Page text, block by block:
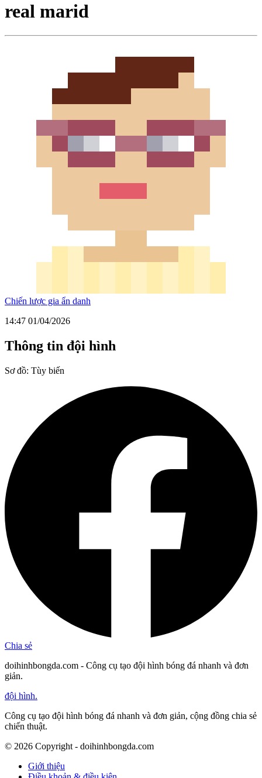
real marid
Chiến lược gia ẩn danh
14:47 01/04/2026
Thông tin đội hình
Sơ đồ: Tùy biến
Chia sẻ
doihinhbongda.com - Công cụ tạo đội hình bóng đá nhanh và đơn
giản.
đội hình.
Công cụ tạo đội hình bóng đá nhanh và đơn giản, cộng đồng chia sẻ
chiến thuật.
© 2026 Copyright - doihinhbongda.com
Giới thiệu